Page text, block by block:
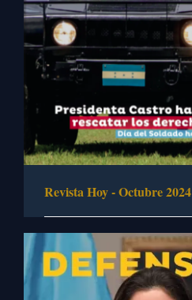
Revista Hoy - Octubre 2024